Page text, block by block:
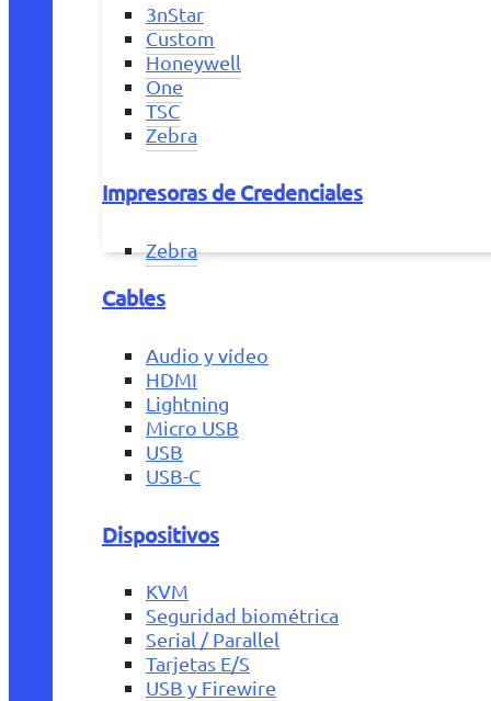
3nStar
Custom
Honeywell
One
TSC
Zebra
Impresoras de Credenciales
Zebra
Cables
Audio y vídeo
HDMI
Lightning
Micro USB
USB
USB-C
Dispositivos
KVM
Seguridad biométrica
Serial / Parallel
Tarjetas E/S
USB y Firewire